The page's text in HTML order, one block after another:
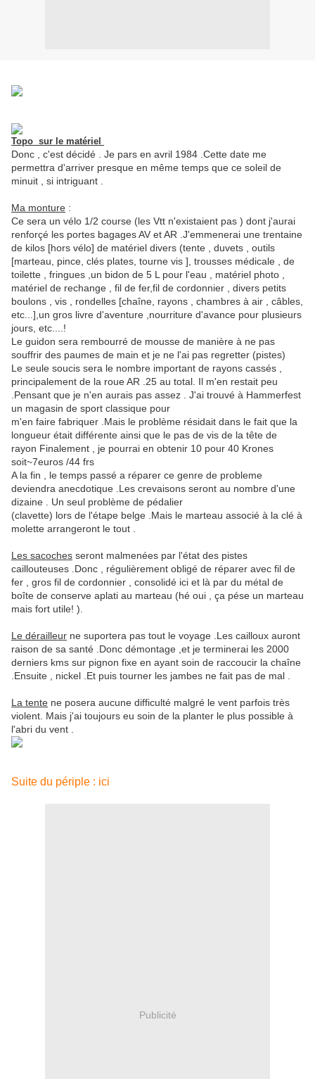
Topo sur le matériel
Donc , c'est décidé . Je pars en avril 1984 .Cette date me
permettra d'arriver presque en même temps que ce soleil de
minuit , si intriguant .
Ma monture :
Ce sera un vélo 1/2 course (les Vtt n'existaient pas ) dont j'aurai
renforçé les portes bagages AV et AR .J'emmenerai une trentaine
de kilos [hors vélo] de matériel divers (tente , duvets , outils
[marteau, pince, clés plates, tourne vis ], trousses médicale , de
toilette , fringues ,un bidon de 5 L pour l'eau , matériel photo ,
matériel de rechange , fil de fer,fil de cordonnier , divers petits
boulons , vis , rondelles [chaîne, rayons , chambres à air , câbles,
etc...],un gros livre d'aventure ,nourriture d'avance pour plusieurs
jours, etc....!
Le guidon sera rembourré de mousse de manière à ne pas
souffrir des paumes de main et je ne l'ai pas regretter (pistes)
Le seule soucis sera le nombre important de rayons cassés ,
principalement de la roue AR .25 au total. Il m'en restait peu
.Pensant que je n'en aurais pas assez . J'ai trouvé à Hammerfest
un magasin de sport classique pour
m'en faire fabriquer .Mais le problème résidait dans le fait que la
longueur était différente ainsi que le pas de vis de la tête de
rayon Finalement , je pourrai en obtenir 10 pour 40 Krones
soit~7euros /44 frs
A la fin , le temps passé a réparer ce genre de probleme
deviendra anecdotique .Les crevaisons seront au nombre d'une
dizaine . Un seul problème de pédalier
(clavette) lors de l'étape belge .Mais le marteau associé à la clé à
molette arrangeront le tout .
Les sacoches seront malmenées par l'état des pistes
caillouteuses .Donc , régulièrement obligé de réparer avec fil de
fer , gros fil de cordonnier , consolidé ici et là par du métal de
boîte de conserve aplati au marteau (hé oui , ça pése un marteau
mais fort utile! ).
Le dérailleur ne suportera pas tout le voyage .Les cailloux auront
raison de sa santé .Donc démontage ,et je terminerai les 2000
derniers kms sur pignon fixe en ayant soin de raccoucir la chaîne
.Ensuite , nickel .Et puis tourner les jambes ne fait pas de mal .
La tente ne posera aucune difficulté malgré le vent parfois très
violent. Mais j'ai toujours eu soin de la planter le plus possible à
l'abri du vent .
Suite du périple : ici
Publicité